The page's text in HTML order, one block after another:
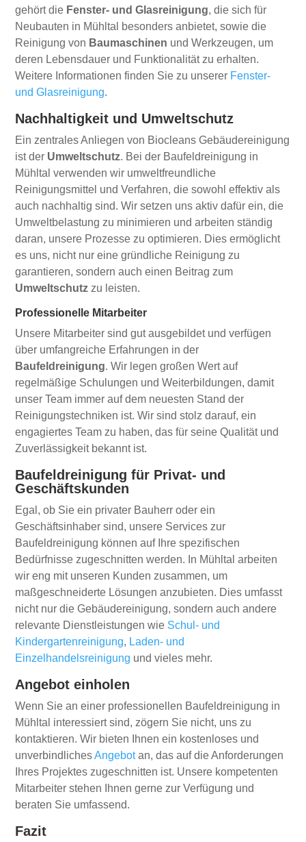
gehört die Fenster- und Glasreinigung, die sich für
Neubauten in Mühltal besonders anbietet, sowie die
Reinigung von Baumaschinen und Werkzeugen, um
deren Lebensdauer und Funktionalität zu erhalten.
Weitere Informationen finden Sie zu unserer Fenster-
und Glasreinigung.
Nachhaltigkeit und Umweltschutz
Ein zentrales Anliegen von Biocleans Gebäudereinigung
ist der Umweltschutz. Bei der Baufeldreinigung in
Mühltal verwenden wir umweltfreundliche
Reinigungsmittel und Verfahren, die sowohl effektiv als
auch nachhaltig sind. Wir setzen uns aktiv dafür ein, die
Umweltbelastung zu minimieren und arbeiten ständig
daran, unsere Prozesse zu optimieren. Dies ermöglicht
es uns, nicht nur eine gründliche Reinigung zu
garantieren, sondern auch einen Beitrag zum
Umweltschutz zu leisten.
Professionelle Mitarbeiter
Unsere Mitarbeiter sind gut ausgebildet und verfügen
über umfangreiche Erfahrungen in der
Baufeldreinigung. Wir legen großen Wert auf
regelmäßige Schulungen und Weiterbildungen, damit
unser Team immer auf dem neuesten Stand der
Reinigungstechniken ist. Wir sind stolz darauf, ein
engagiertes Team zu haben, das für seine Qualität und
Zuverlässigkeit bekannt ist.
Baufeldreinigung für Privat- und
Geschäftskunden
Egal, ob Sie ein privater Bauherr oder ein
Geschäftsinhaber sind, unsere Services zur
Baufeldreinigung können auf Ihre spezifischen
Bedürfnisse zugeschnitten werden. In Mühltal arbeiten
wir eng mit unseren Kunden zusammen, um
maßgeschneiderte Lösungen anzubieten. Dies umfasst
nicht nur die Gebäudereinigung, sondern auch andere
relevante Dienstleistungen wie Schul- und
Kindergartenreinigung, Laden- und
Einzelhandelsreinigung und vieles mehr.
Angebot einholen
Wenn Sie an einer professionellen Baufeldreinigung in
Mühltal interessiert sind, zögern Sie nicht, uns zu
kontaktieren. Wir bieten Ihnen ein kostenloses und
unverbindlichesAngebotan, das auf die Anforderungen
Ihres Projektes zugeschnitten ist. Unsere kompetenten
Mitarbeiter stehen Ihnen gerne zur Verfügung und
beraten Sie umfassend.
Fazit